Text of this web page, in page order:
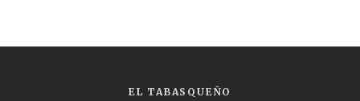
EL TABASQUEÑO